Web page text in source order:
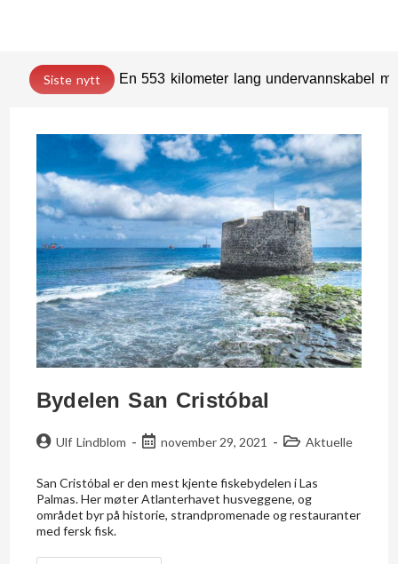
Siste nytt En 553 kilometer lang undervannskabel
Bydelen San Cristóbal
Ulf Lindblom november 29, 2021 Aktuelle
San Cristóbal er den mest kjente fiskebydelen i Las
Palmas. Her møter Atlanterhavet husveggene, og
området byr på historie, strandpromenade og restauranter
med fersk fisk.